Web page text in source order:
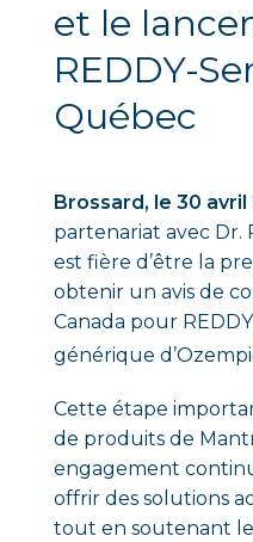
et le
REDDY-
Québec
Brossard, le 30 avril
partenariat avec Dr.
est fière d’être la
obtenir un avis de
Canada pour
générique
Cette étape
de produits de
engagement
offrir des solutions
tout en soutenant